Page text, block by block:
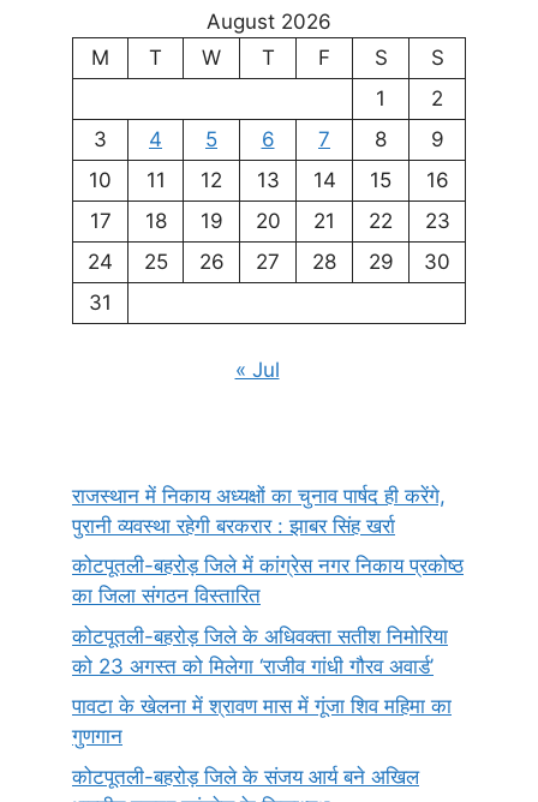
August 2026
M
T W T F S
S
1
2
3
4 5 6 7 8
9
10
11 12 13 14 15
16
17
18 19 20 21 22
23
24
25 26 27 28 29
30
31
« Jul
राजस्थान में निकाय अध्यक्षों का चुनाव पार्षद ही करेंगे,
पुरानी व्यवस्था रहेगी बरकरार : झाबर सिंह खर्रा
कोटपूतली-बहरोड़ जिले में कांग्रेस नगर निकाय प्रकोष्ठ
का जिला संगठन विस्तारित
कोटपूतली-बहरोड़ जिले के अधिवक्ता सतीश निमोरिया
को 23 अगस्त को मिलेगा ‘राजीव गांधी गौरव अवार्ड’
पावटा के खेलना में श्रावण मास में गूंजा शिव महिमा का
गुणगान
कोटपूतली-बहरोड़ जिले के संजय आर्य बने अखिल